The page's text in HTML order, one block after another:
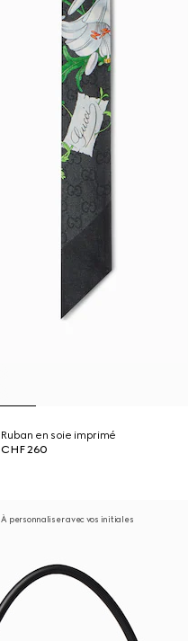
Ruban en soie imprimé
CHF 260
À personnaliser avec vos initiales